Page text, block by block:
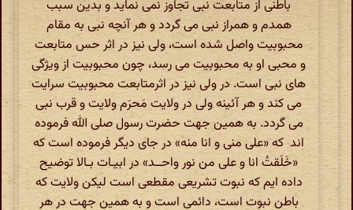
باطنی از متابعت نبی تجاوز نمی نماید و بدین سبب
همدم و همراز نبی می گردد و هر آنچه نبی به مقام
محبوبیت واصل شده است، ولی نیز در اثر حس متابعت
و محبی او به محبوبیت می رسد، چون محبوبیت از ویژگی
های نبی است. در ولی نیز در اثرمتابعت محبوبیت سرایت
می کند و هر آئینه ولی در ولایت مَحرَم ولایت و قرب نبی
می گردد. به همین جهت حضرت رسول صلی الله فرموده
اند که «علی منی و انا منه» در جای دیگر فرموده است که
«خَلَقتُ انا و علی من نور واحــد» در ابیـات بـالا توضیح
داده ایم که نبوت تشریعی مقطعی است لیکن ولایت که
باطن نبوت است، دائمی است و به همین جهت در هر